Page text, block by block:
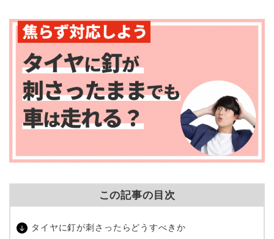
この記事の目次
タイヤに釘が刺さったらどうすべきか